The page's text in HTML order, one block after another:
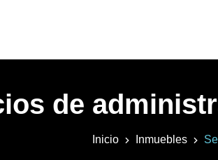
de
Inicio Inmuebles